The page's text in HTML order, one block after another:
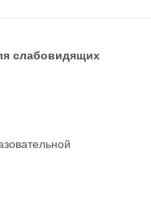
слабовидящих